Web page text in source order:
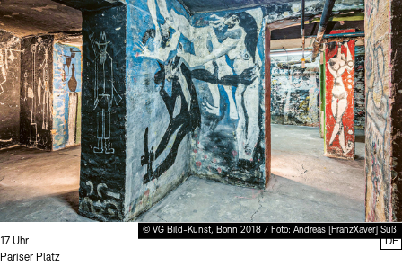
© VG Bild-Kunst, Bonn 2018 / Foto: Andreas [FranzXaver] Süß
Uhrzeit:
17 Uhr
Standort
Pariser Platz
DE